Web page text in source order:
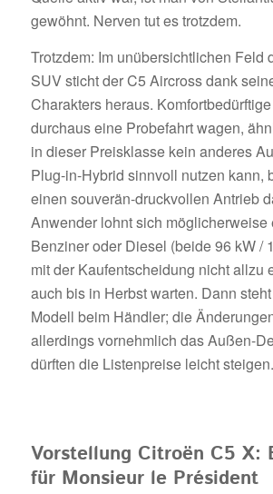
gewöhnt. Nerven tut es trotzdem.
Trotzdem: Im unübersichtlichen Feld
SUV sticht der C5 Aircross dank
Charakters heraus.
durchaus eine Probefahrt wagen,
in dieser Preisklasse kein anderes
Plug-in-Hybrid sinnvoll nutzen kann,
einen souverän-druckvollen Antrieb
Anwender lohnt sich möglicherweise
Benziner oder Diesel (beide 96 kW /
mit der Kaufentscheidung nicht allzu
auch bis in Herbst warten. Dann
Modell beim Händler; die
allerdings vornehmlich das Außen-
dürften die Listenpreise leicht steigen.
Vorstellung Citroën C5 X:
für Monsieur le Président